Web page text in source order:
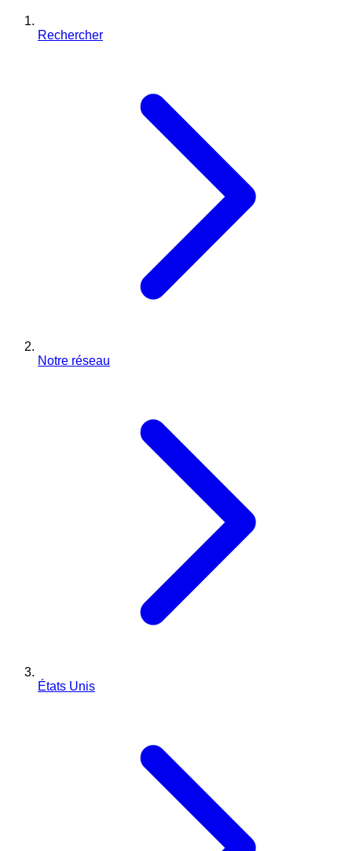
Rechercher
Notre réseau
États Unis